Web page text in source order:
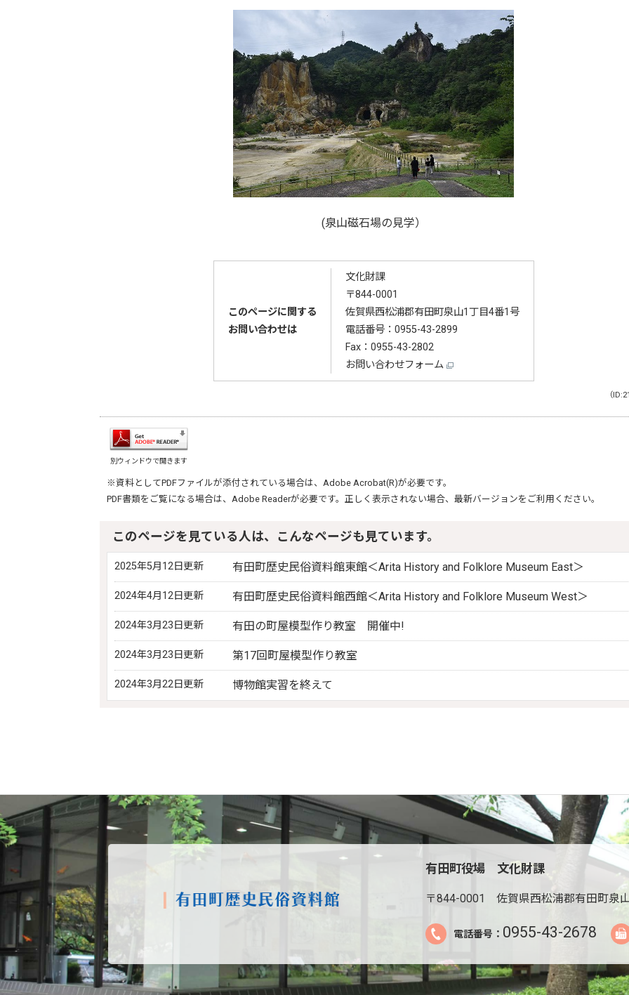
(泉山磁石場の見学）
このページに関する
お問い合わせは
文化財課
〒844-0001
佐賀県西松浦郡有田町泉山1丁目4番1号
電話番号： 0955-43-2899
Fax：0955-43-2802
お問い合わせフォーム
（
別ウィンドウで開きます
※資料としてPDFファイルが添付されている場合は、 Adobe Acrobat(R)が必要です。
PDF書類をご覧になる場合は、 Adobe Readerが必要です。正しく表示されない場合、最新バージョンをご利用ください。
このページを見ている人は、こんなページも見ています。
2025年5月12日更新 有田町歴史民俗資料館東館＜Arita History and Folklore Museum East＞
2024年4月12日更新 有田町歴史民俗資料館西館＜Arita History and Folklore Museum West＞
2024年3月23日更新 有田の町屋模型作り教室 開催中!
2024年3月23日更新 第17回町屋模型作り教室
2024年3月22日更新 博物館実習を終えて
有田町役場 文化財課
〒844-0001 佐賀県西松浦郡有田町泉
電話番号： 0955-43-2678